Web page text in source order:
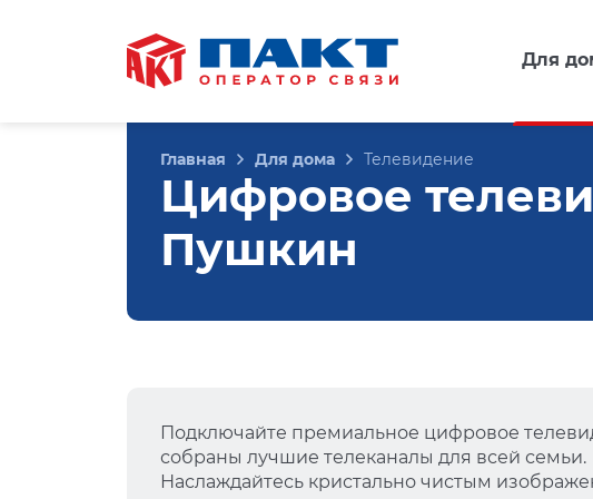
Для
Главная Для дома Телевидение
Цифровое
Пушкин
Подключайте премиальное цифровое
собраны лучшие телеканалы для всей семьи.
Наслаждайтесь кристально чистым